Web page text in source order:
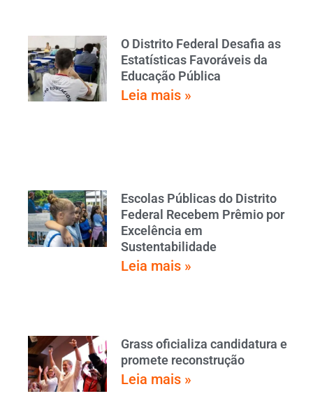
O Distrito Federal Desafia as
Estatísticas Favoráveis da
Educação Pública
Leia mais »
Escolas Públicas do Distrito
Federal Recebem Prêmio por
Excelência em
Sustentabilidade
Leia mais »
Grass oficializa candidatura e
promete reconstrução
Leia mais »